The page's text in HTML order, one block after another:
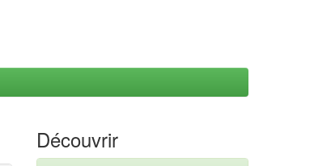
Découvrir